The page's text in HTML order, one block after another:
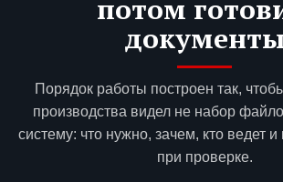
потом
документы
Порядок работы построен так,
производства видел не набор
систему: что нужно, зачем, кто ведет и
при проверке.